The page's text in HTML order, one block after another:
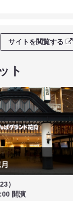
サイトを閲覧する
ト
）
開演